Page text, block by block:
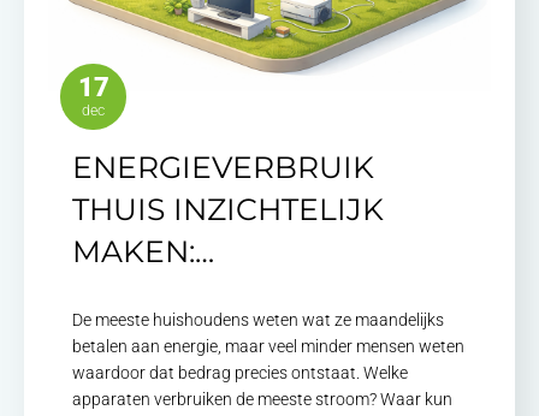
17
dec
ENERGIEVERBRUIK
THUIS INZICHTELIJK
MAKEN:…
De meeste huishoudens weten wat ze maandelijks
betalen aan energie, maar veel minder mensen weten
waardoor dat bedrag precies ontstaat. Welke
apparaten verbruiken de meeste stroom? Waar kun